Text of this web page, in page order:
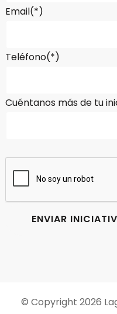
Email(*)
Teléfono(*)
Cuéntanos más de tu
© Copyright 2026